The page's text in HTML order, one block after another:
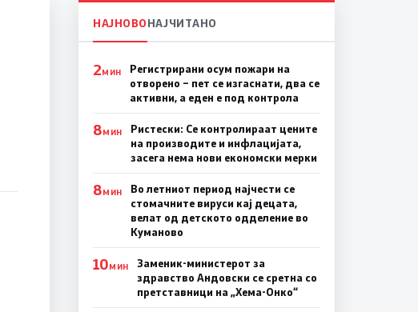
НАЈНОВОНАЈЧИТАНО
2МИН
Регистрирани осум пожари на
отворено – пет се изгаснати, два се
активни, а еден е под контрола
8МИН
Ристески: Се контролираат цените
на производите и инфлацијата,
засега нема нови економски мерки
8МИН
Во летниот период најчести се
стомачните вируси кај децата,
велат од детското одделение во
Куманово
10МИН
Заменик-министерот за
здравство Андовски се сретна со
претставници на „Хема-Онко“